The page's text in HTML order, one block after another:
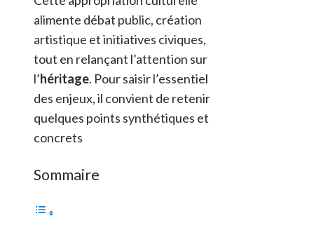
alimente débat public, création
artistique et initiatives civiques,
tout en relançant l’attention sur
l’héritage. Pour saisir l’essentiel
des enjeux, il convient de retenir
quelques points synthétiques et
concrets
Sommaire